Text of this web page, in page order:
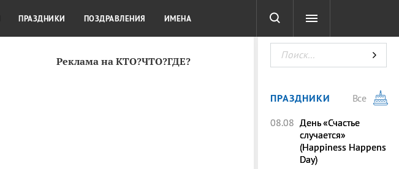
Реклама на КТО?ЧТО?ГДЕ?
КУЛЬТУРА КРАСОТА ТЕСТЫ
ПРАЗДНИКИ ПОЗДРАВЛЕНИЯ ИМЕНА
ПРАЗДНИКИ
Все
08.08 День «Счастье
случается»
(Happiness Happens
Day)